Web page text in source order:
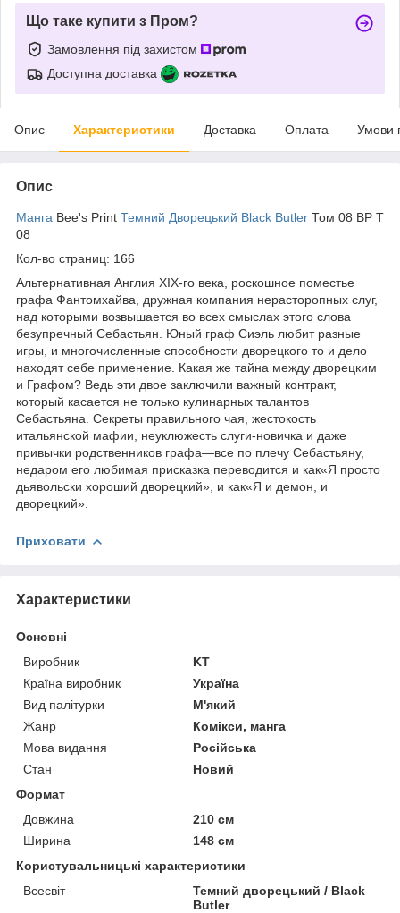
Що таке купити з Пром?
Замовлення під захистом
Доступна доставка
Опис Характеристики Доставка Оплата Умови
Опис
Манга Bee's Print Темний Дворецький Black Butler Том 08 BP T
08
Кол-во страниц: 166
Альтернативная Англия XIX-го века, роскошное поместье
графа Фантомхайва, дружная компания нерасторопных слуг,
над которыми возвышается во всех смыслах этого слова
безупречный Себастьян. Юный граф Сиэль любит разные
игры, и многочисленные способности дворецкого то и дело
находят себе применение. Какая же тайна между дворецким
и Графом? Ведь эти двое заключили важный контракт,
который касается не только кулинарных талантов
Себастьяна. Секреты правильного чая, жестокость
итальянской мафии, неуклюжесть слуги-новичка и даже
привычки родственников графа—все по плечу Себастьяну,
недаром его любимая присказка переводится и как«Я просто
дьявольски хороший дворецкий», и как«Я и демон, и
дворецкий».
Приховати
Характеристики
Основні
Виробник
KT
Країна виробник
Україна
Вид палітурки
М'який
Жанр
Комікси, манга
Мова видання
Російська
Стан
Новий
Формат
Довжина
210 см
Ширина
148 см
Користувальницькі характеристики
Всесвіт
Темний дворецький / Black
Butler